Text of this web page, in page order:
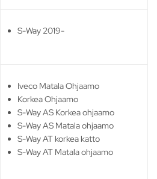
S-Way 2019-
Iveco Matala Ohjaamo
Korkea Ohjaamo
S-Way AS Korkea ohjaamo
S-Way AS Matala ohjaamo
S-Way AT korkea katto
S-Way AT Matala ohjaamo